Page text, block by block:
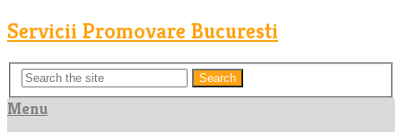
Servicii Promovare Bucuresti
Search
Menu